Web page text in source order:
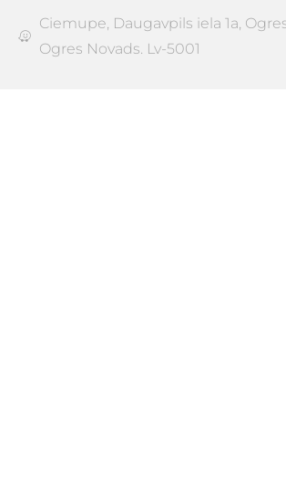
Ciemupe, Daugavpils iela 1a,
Ogres Novads. Lv-5001